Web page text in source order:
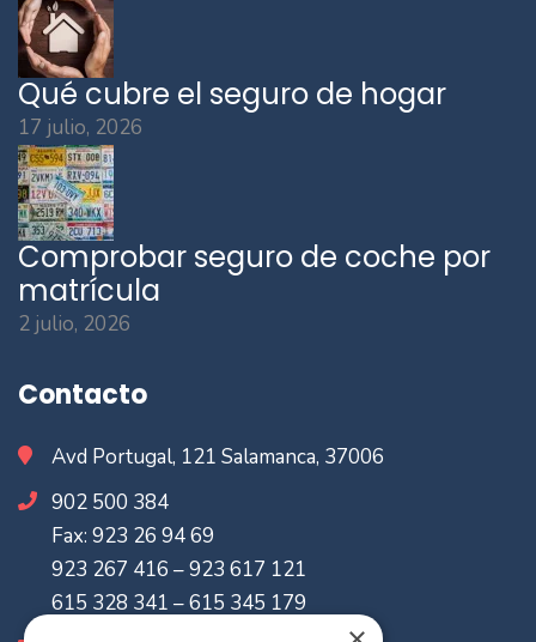
Qué cubre el seguro de hogar
17 julio, 2026
Comprobar seguro de coche por
matrícula
2 julio, 2026
Contacto
Avd Portugal, 121 Salamanca, 37006
902 500 384
Fax: 923 26 94 69
923 267 416 – 923 617 121
615 328 341 – 615 345 179